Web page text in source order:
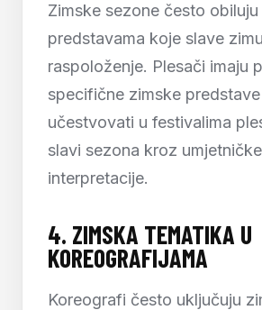
Zimske sezone često
predstavama koje slave
raspoloženje. Plesači imaju
specifične zimske
učestvovati u festivalima
slavi sezona kroz umjetničke
interpretacije.
4. ZIMSKA TEMATIKA U
KOREOGRAFIJAMA
Koreografi često uključuju